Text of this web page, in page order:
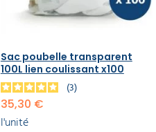
Sac poubelle transparent
100L lien coulissant x100
3
35,30 €
l'unité